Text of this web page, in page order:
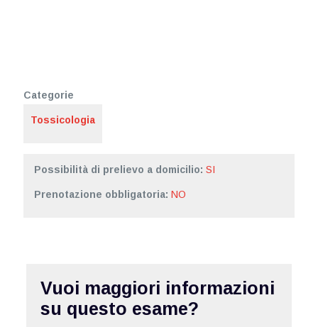
Categorie
Tossicologia
Possibilità di prelievo a domicilio: SI
Prenotazione obbligatoria: NO
Vuoi maggiori informazioni
su questo esame?